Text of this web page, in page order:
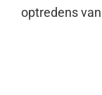
optredens